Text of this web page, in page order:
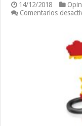
14/12/2018
Comentarios